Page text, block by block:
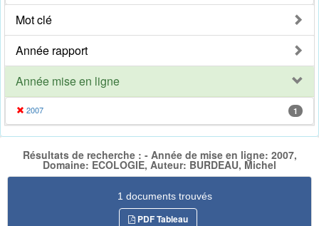
Mot clé
Année rapport
Année mise en ligne
2007 1
Résultats de recherche : - Année de mise en ligne: 2007,
Domaine: ECOLOGIE, Auteur: BURDEAU, Michel
1 documents trouvés
PDF Tableau